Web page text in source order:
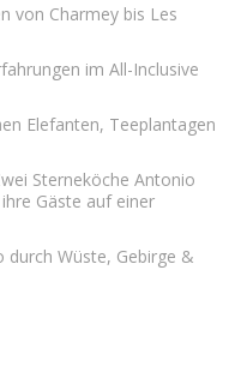
von Charmey bis Les
im All-Inclusive
Elefanten, Teeplantagen
Sterneköche Antonio
Gäste auf einer
durch Wüste, Gebirge &